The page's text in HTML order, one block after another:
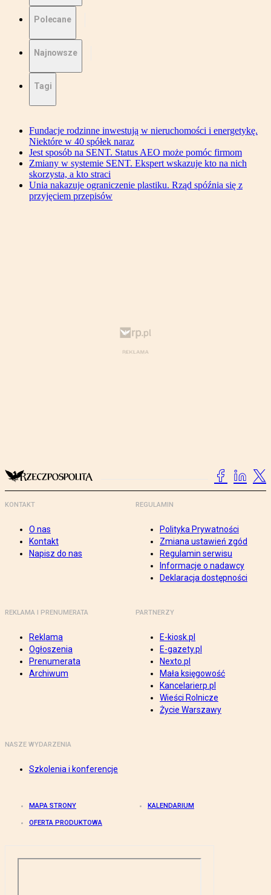
Polecane
Najnowsze
Tagi
Fundacje rodzinne inwestują w nieruchomości i energetykę.
Niektóre w 40 spółek naraz
Jest sposób na SENT. Status AEO może pomóc firmom
Zmiany w systemie SENT. Ekspert wskazuje kto na nich
skorzysta, a kto straci
Unia nakazuje ograniczenie plastiku. Rząd spóźnia się z
przyjęciem przepisów
KONTAKT
O nas
Kontakt
Napisz do nas
REGULAMIN
Polityka Prywatności
Zmiana ustawień zgód
Regulamin serwisu
Informacje o nadawcy
Deklaracja dostępności
REKLAMA I PRENUMERATA
Reklama
Ogłoszenia
Prenumerata
Archiwum
PARTNERZY
E-kiosk.pl
E-gazety.pl
Nexto.pl
Mała księgowość
Kancelarierp.pl
Wieści Rolnicze
Życie Warszawy
NASZE WYDARZENIA
Szkolenia i konferencje
MAPA STRONY KALENDARIUM
OFERTA PRODUKTOWA